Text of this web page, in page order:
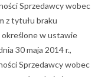
Sprzedawcy wobec
z tytułu braku
określone w ustawie
30 maja 2014 r.,
Sprzedawcy wobec